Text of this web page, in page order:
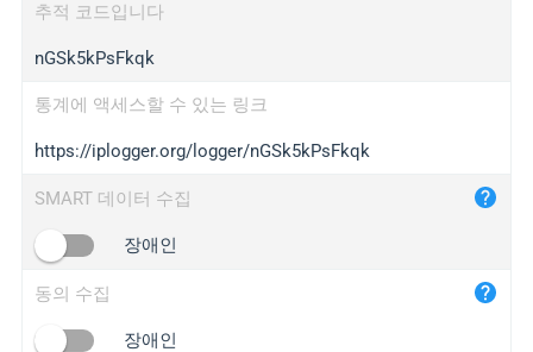
wl.gl
ed.tc
bc.ax
iplogger.com
maper.info
2no.co
yip.su
iplogger.info
추적 코드입니다
nGSk5kPsFkqk
통계에 액세스할 수 있는 링크
https://iplogger.org/logger/nGSk5kPsFkqk
SMART 데이터 수집
장애인
동의 수집
장애인